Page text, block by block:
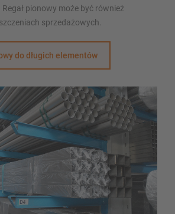
pionowy może być również
sprzedażowych.
do długich elementów